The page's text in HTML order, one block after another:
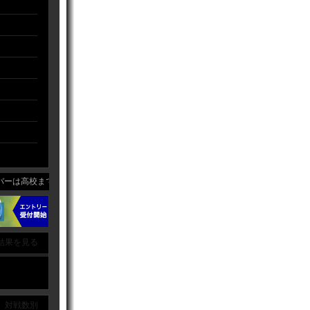
高校までの経験者から未経験者までと幅広く、学生、社会人、女性プレイヤ
果を見る
対戦数別